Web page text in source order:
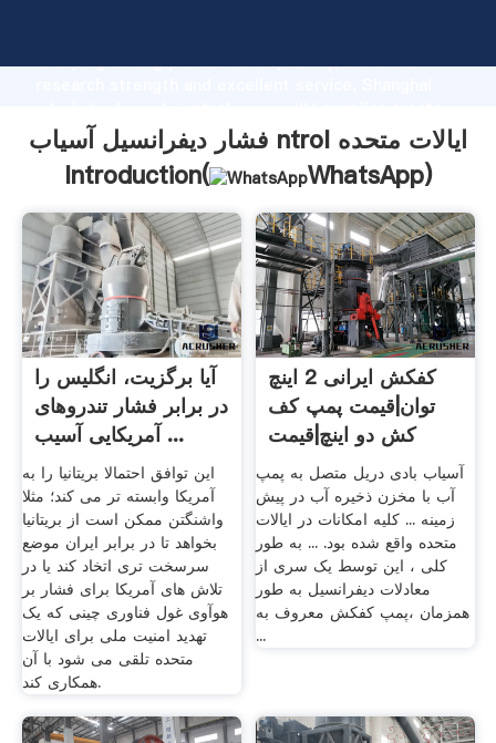
Grasping strong production capability, advanced
the value and bring values to all of customers.
فشار دیفرانسیل آسیاب ntrol ایالات متحده
Introduction(
WhatsApp)
آیا برگزیت، انگلیس را
در برابر فشار تندروهای
آمریکایی آسیب ...
این توافق احتمالا بریتانیا را به
آمریکا وابسته تر می کند؛ مثلا
واشنگتن ممکن است از بریتانیا
بخواهد تا در برابر ایران موضع
سرسخت تری اتخاد کند یا در
تلاش های آمریکا برای فشار بر
هوآوی غول فناوری چینی که یک
تهدید امنیت ملی برای ایالات
متحده تلقی می شود با آن
همکاری کند.
کفکش ایرانی 2 اینچ
توان|قیمت پمپ کف
کش دو اینچ|قیمت
آسیاب بادی دریل متصل به پمپ
آب با مخزن ذخیره آب در پیش
زمینه ... کلیه امکانات در ایالات
متحده واقع شده بود. ... به طور
کلی ، این توسط یک سری از
معادلات دیفرانسیل به طور
همزمان ،پمپ کفکش معروف به
...